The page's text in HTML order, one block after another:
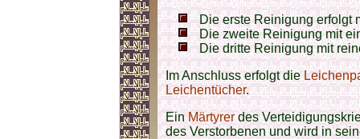
Die erste Reinigung erfolgt
Die zweite Reinigung mit
Die dritte Reinigung mit
Im Anschluss erfolgt die
Leichentücher.
EinMärtyrerdes
des Verstorbenen und wird in